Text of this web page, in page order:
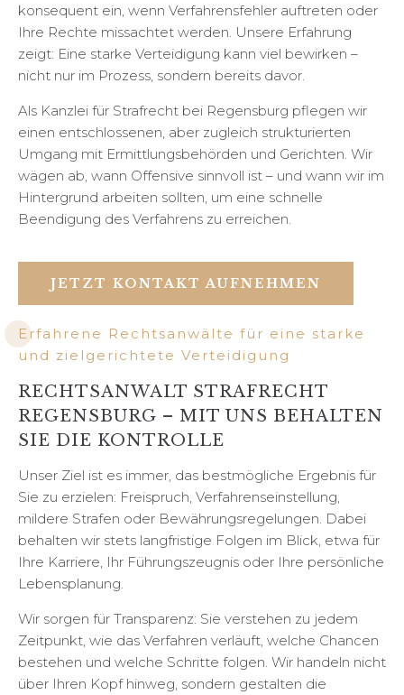
konsequent ein, wenn Verfahrensfehler auftreten oder
Ihre Rechte missachtet werden. Unsere Erfahrung
zeigt: Eine starke Verteidigung kann viel bewirken –
nicht nur im Prozess, sondern bereits davor.
Als Kanzlei für Strafrecht bei Regensburg pflegen wir
einen entschlossenen, aber zugleich strukturierten
Umgang mit Ermittlungsbehörden und Gerichten. Wir
wägen ab, wann Offensive sinnvoll ist – und wann wir im
Hintergrund arbeiten sollten, um eine schnelle
Beendigung des Verfahrens zu erreichen.
JETZT KONTAKT AUFNEHMEN
Erfahrene Rechtsanwälte für eine starke
und zielgerichtete Verteidigung
RECHTSANWALT STRAFRECHT
REGENSBURG – MIT UNS BEHALTEN
SIE DIE KONTROLLE
Unser Ziel ist es immer, das bestmögliche Ergebnis für
Sie zu erzielen: Freispruch, Verfahrenseinstellung,
mildere Strafen oder Bewährungsregelungen. Dabei
behalten wir stets langfristige Folgen im Blick, etwa für
Ihre Karriere, Ihr Führungszeugnis oder Ihre persönliche
Lebensplanung.
Wir sorgen für Transparenz: Sie verstehen zu jedem
Zeitpunkt, wie das Verfahren verläuft, welche Chancen
bestehen und welche Schritte folgen. Wir handeln nicht
über Ihren Kopf hinweg, sondern gestalten die